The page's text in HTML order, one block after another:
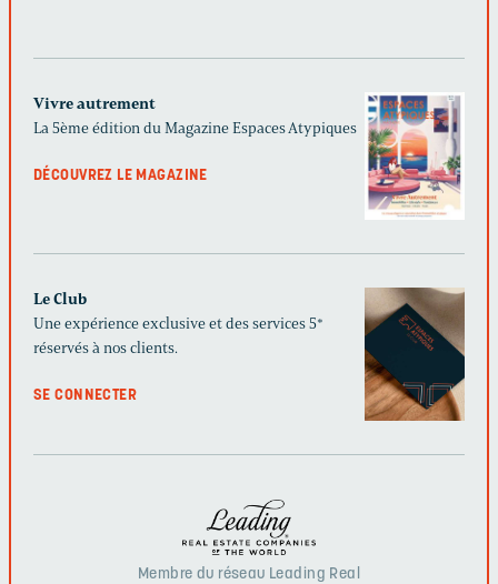
Vivre autrement
La 5ème édition du Magazine Espaces Atypiques
DÉCOUVREZ LE MAGAZINE
Le Club
Une expérience exclusive et des services 5*
réservés à nos clients.
SE CONNECTER
Membre du réseau Leading Real